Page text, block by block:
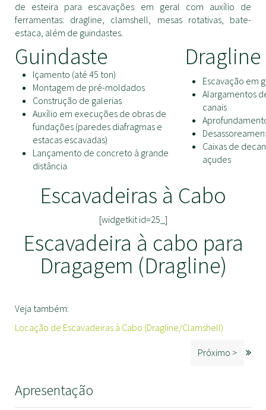
de esteira para escavações em geral com auxílio de
ferramentas: dragline, clamshell, mesas rotativas, bate-
estaca, além de guindastes.
Guindaste Dragline
Içamento (até 45 ton)
Montagem de pré-moldados
Construção de galerias
Auxílio em execuções de obras de
fundações (paredes diafragmas e
estacas escavadas)
Lançamento de concreto à grande
distância
Escavação em
Alargamentos
canais
Caixas de
açudes
Escavadeiras à Cabo
[widgetkit id=25_]
Escavadeira à cabo para
Dragagem (Dragline)
Veja também:
Locação de Escavadeiras à Cabo (Dragline/Clamshell)
Próximo >
Apresentação